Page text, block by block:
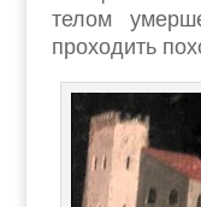
телом
проходить